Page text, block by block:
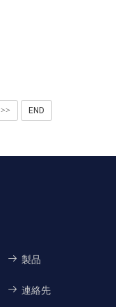
>> END
製品
連絡先